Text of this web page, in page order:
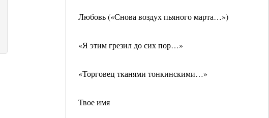
Любовь («Снова воздух пьяного марта…»)
«Я этим грезил до сих пор…»
«Торговец тканями тонкинскими…»
Твое имя